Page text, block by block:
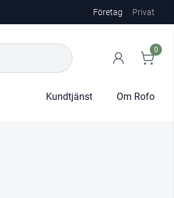
Företag Privat
0
Kundtjänst Om Rofo